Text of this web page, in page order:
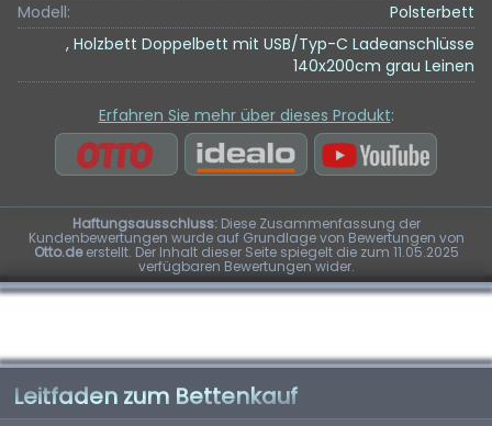
Modell:
Polsterbett
, Holzbett Doppelbett mit USB/Typ-C Ladeanschlüsse
140x200cm grau Leinen
Erfahren Sie mehr über dieses Produkt:
Haftungsausschluss:Diese Zusammenfassung der
Kundenbewertungen wurde auf Grundlage von Bewertungen von
Otto.deerstellt. Der Inhalt dieser Seite spiegelt die zum 11.05.2025
verfügbaren Bewertungen wider.
Leitfaden zum Bettenkauf